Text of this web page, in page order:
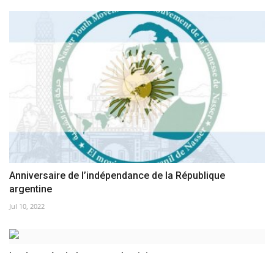
Anniversaire de l’indépendance de la République
argentine
Jul 10, 2022